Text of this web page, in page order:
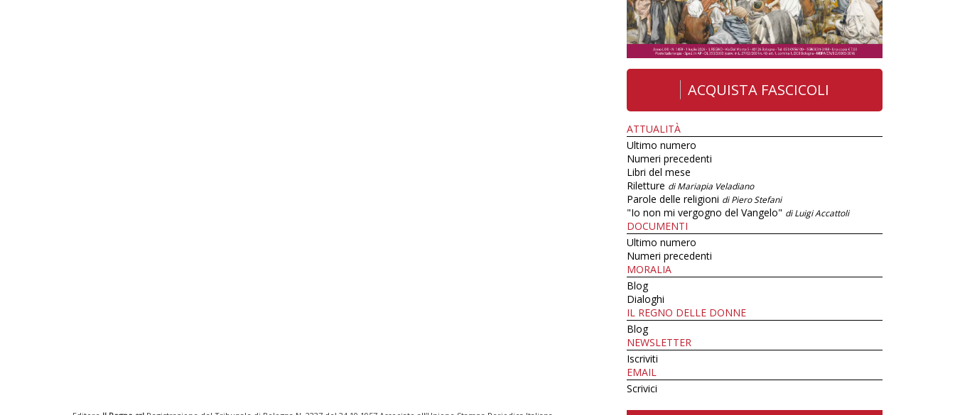
ACQUISTA FASCICOLI
ATTUALITÀ
Ultimo numero
Numeri precedenti
Libri del mese
Riletture di Mariapia Veladiano
Parole delle religioni di Piero Stefani
"Io non mi vergogno del Vangelo" di Luigi Accattoli
DOCUMENTI
Ultimo numero
Numeri precedenti
MORALIA
Blog
Dialoghi
IL REGNO DELLE DONNE
Blog
NEWSLETTER
Iscriviti
EMAIL
Scrivici